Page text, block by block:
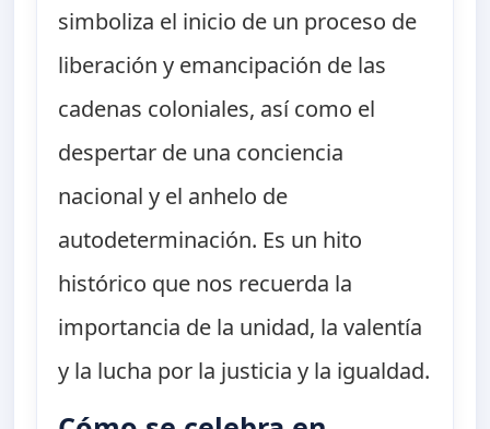
simboliza el inicio de un proceso de
liberación y emancipación de las
cadenas coloniales, así como el
despertar de una conciencia
nacional y el anhelo de
autodeterminación. Es un hito
histórico que nos recuerda la
importancia de la unidad, la valentía
y la lucha por la justicia y la igualdad.